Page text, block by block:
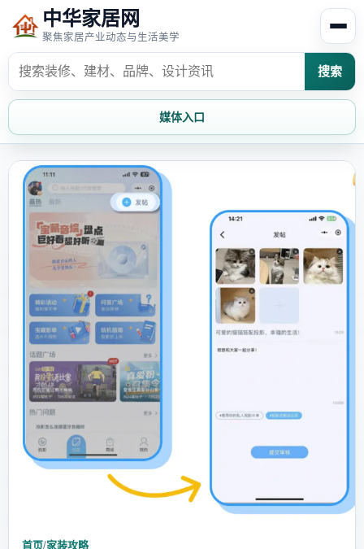
中华家居网
聚焦家居产业动态与生活美学
搜索
媒体入口
首页
家居风水 家居欣赏
时尚饰家 装修设计
家具知识 家居文化
家装攻略 创意家居
首页/家装攻略